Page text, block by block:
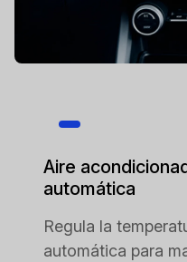
Aire
automática
Regula la
automática para